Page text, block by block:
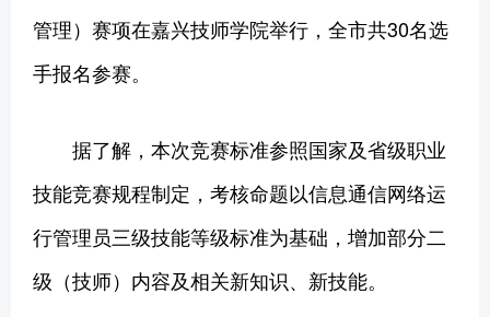
管理）赛项在嘉兴技师学院举行，全市共30名选
手报名参赛。
据了解，本次竞赛标准参照国家及省级职业
技能竞赛规程制定，考核命题以信息通信网络运
行管理员三级技能等级标准为基础，增加部分二
级（技师）内容及相关新知识、新技能。